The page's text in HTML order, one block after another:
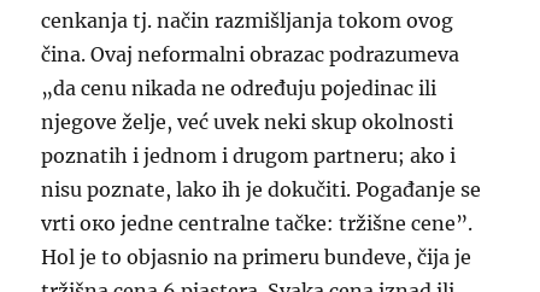
cenkanja tj. način razmišljanja tokom ovog
čina. Ovaj neformalni obrazac podrazumeva
„da cenu nikada ne određuju pojedinac ili
njegove želje, već uvek neki skup okolnosti
poznatih i jednom i drugom partneru; ako i
nisu poznate, lako ih je dokučiti. Pogađanje se
vrti око jedne centralne tačke: tržišne cene”.
Hol je to objasnio na primeru bundeve, čija je